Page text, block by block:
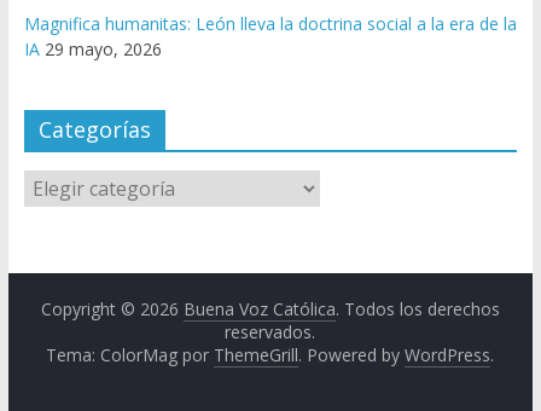
Magnifica humanitas: León lleva la doctrina social a la era de la
IA 29 mayo, 2026
Categorías
Copyright © 2026 Buena Voz Católica. Todos los derechos
reservados.
Tema: ColorMag por ThemeGrill. Powered byWordPress.